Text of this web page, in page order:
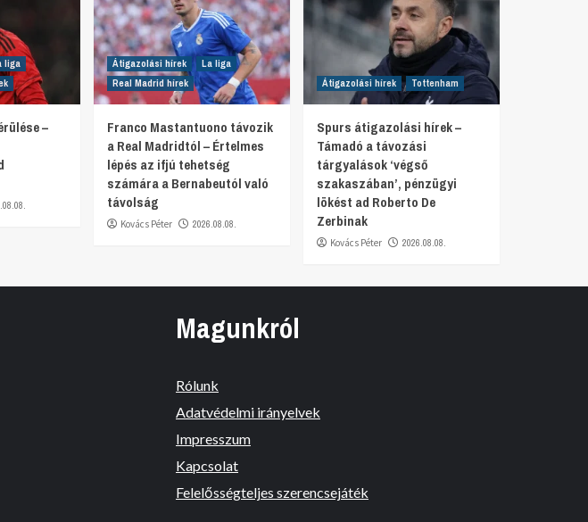
liga
–
Átigazolási hírek
La liga
Real Madrid hírek
Franco Mastantuono távozik
a Real Madridtól – Értelmes
lépés az ifjú tehetség
számára a Bernabeutól való
távolság
Kovács Péter 2026.08.08.
Átigazolási hírek Tottenham
Spurs átigazolási hírek –
Támadó a távozási
tárgyalások ‘végső
szakaszában’, pénzügyi
lökést ad Roberto De
Zerbinak
Kovács Péter 2026.08.08.
Magunkról
Rólunk
Adatvédelmi irányelvek
Impresszum
Kapcsolat
Felelősségteljes szerencsejáték